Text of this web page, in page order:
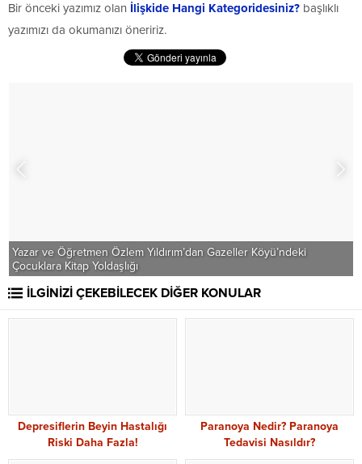
Bir önceki yazımız olan İlişkide Hangi Kategoridesiniz? başlıklı
yazımızı da okumanızı öneririz.
Yazar ve Öğretmen Özlem Yıldırım’dan Gazeller Köyü’ndeki
Çocuklara Kitap Yoldaşlığı
İLGİNİZİ ÇEKEBİLECEK DİĞER KONULAR
Depresiflerin Beyin Hastalığı
Riski Daha Fazla!
Paranoya Nedir? Paranoya
Tedavisi Nasıldır?